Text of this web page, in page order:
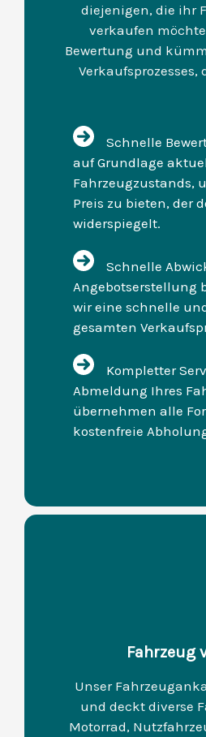
diejenigen, die ihr
verkaufen
Bewertung und
Schnelle
auf Grundlage
Fahrzeugzustands,
Preis zu bieten, der
widerspiegelt.
Schnelle
Angebotserstellung
wir eine schnelle
gesamten
Kompletter
Abmeldung Ihres
übernehmen alle
kostenfreie
Fahrzeug
Unser
und deckt diverse
Motorrad,